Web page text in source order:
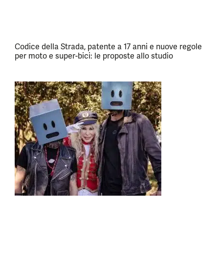
Codice della Strada, patente a 17 anni e nuove regole
per moto e super-bici: le proposte allo studio